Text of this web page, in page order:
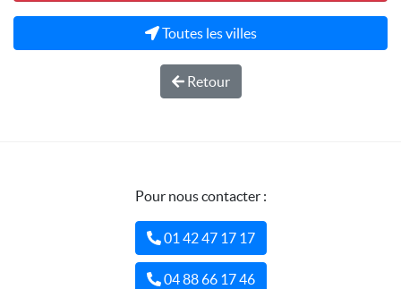
Toutes les villes
Retour
Pour nous contacter :
01 42 47 17 17
04 88 66 17 46